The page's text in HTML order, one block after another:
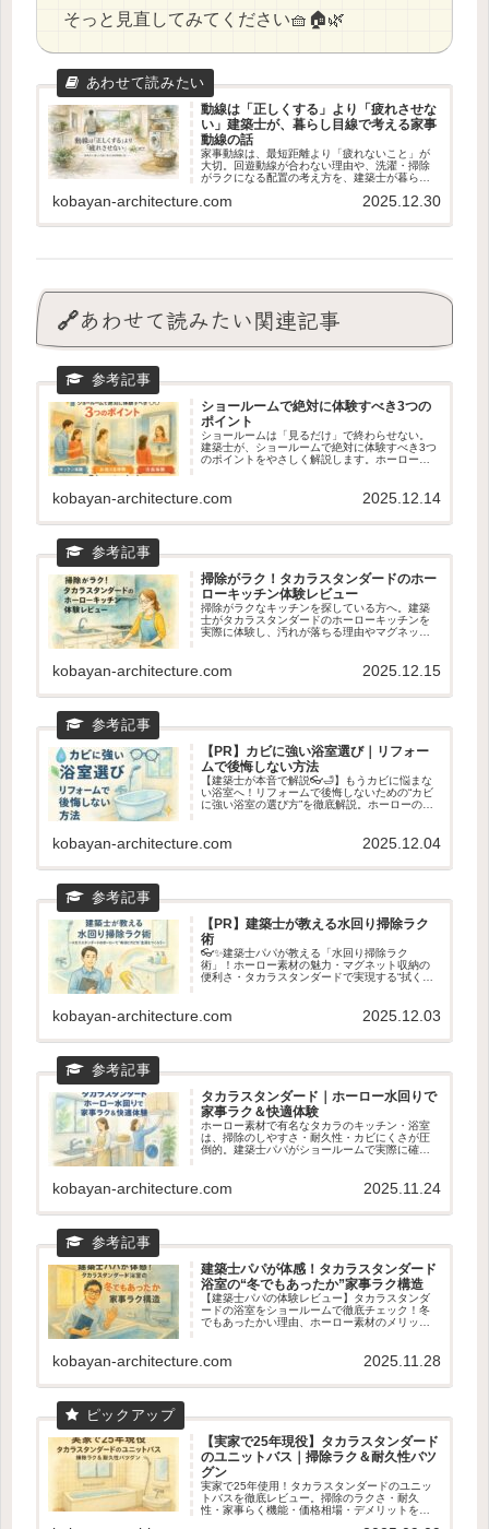
そっと見直してみてください🧺🏠🌿
動線は「正しくする」より「疲れさせな
い」建築士が、暮らし目線で考える家事
動線の話
家事動線は、最短距離より「疲れないこと」が
大切。回遊動線が合わない理由や、洗濯・掃除
がラクになる配置の考え方を、建築士が暮らし
kobayan-architecture.com 2025.12.30
🔗あわせて読みたい関連記事
ショールームで絶対に体験すべき3つの
ポイント
ショールームは「見るだけ」で終わらせない。
建築士が、ショールームで絶対に体験すべき3つ
のポイントをやさしく解説します。ホーローの
後悔しない見学のコツがわかる記事です。
kobayan-architecture.com 2025.12.14
掃除がラク！タカラスタンダードのホー
ローキッチン体験レビュー
掃除がラクなキッチンを探している方へ。建築
士がタカラスタンダードのホーローキッチンを
実際に体験し、汚れが落ちる理由やマグネット
かる、後悔しないキッチン選びの記事です。
kobayan-architecture.com 2025.12.15
【PR】カビに強い浴室選び｜リフォー
ムで後悔しない方法
【建築士が本音で解説👓🛁】もうカビに悩まな
い浴室へ！リフォームで後悔しないための“カビ
に強い浴室の選び方”を徹底解説。ホーローの汚
紹介。ショールームで確認すべきポイントもわ
かる！
kobayan-architecture.com 2025.12.04
【PR】建築士が教える水回り掃除ラク
術
👓✨建築士パパが教える「水回り掃除ラク
術」！ホーロー素材の魅力・マグネット収納の
便利さ・タカラスタンダードで実現する“拭くだ
🧼
kobayan-architecture.com 2025.12.03
タカラスタンダード｜ホーロー水回りで
家事ラク＆快適体験
ホーロー素材で有名なタカラのキッチン・浴室
は、掃除のしやすさ・耐久性・カビにくさが圧
倒的。建築士パパがショールームで実際に確認
でおきたい家事ラクの知恵🧽✨
kobayan-architecture.com 2025.11.24
建築士パパが体感！タカラスタンダード
浴室の“冬でもあったか”家事ラク構造
【建築士パパの体験レビュー】タカラスタンダ
ードの浴室をショールームで徹底チェック！冬
でもあったかい理由、ホーロー素材のメリッ
見のPR記事です。
kobayan-architecture.com 2025.11.28
【実家で25年現役】タカラスタンダード
のユニットバス｜掃除ラク＆耐久性バツ
グン
実家で25年使用！タカラスタンダードのユニッ
トバスを徹底レビュー。掃除のラクさ・耐久
性・家事らく機能・価格相場・デメリットを数